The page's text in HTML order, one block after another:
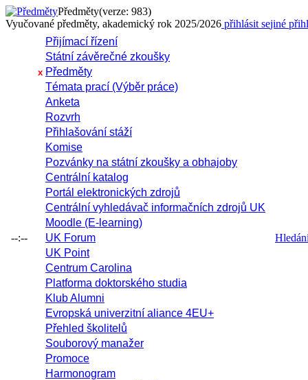
Předměty(verze: 983)
Vyučované předměty, akademický rok 2025/2026 přihlásit sejiné
--:--
Přijímací řízení
Státní závěrečné zkoušky
x Předměty
Témata prací (Výběr práce)
Anketa
Rozvrh
Přihlašování stáží
Komise
Pozvánky na státní zkoušky a obhajoby
Centrální katalog
Portál elektronických zdrojů
Centrální vyhledávač informačních zdrojů UK
Moodle (E-learning)
UK Forum
UK Point
Centrum Carolina
Platforma doktorského studia
Klub Alumni
Evropská univerzitní aliance 4EU+
Přehled školitelů
Souborový manažer
Promoce
Harmonogram